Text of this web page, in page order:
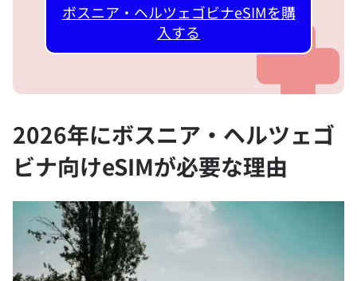
ボスニア・ヘルツェゴビナeSIMを購
入する
2026年にボスニア・ヘルツェゴ
ビナ向けeSIMが必要な理由